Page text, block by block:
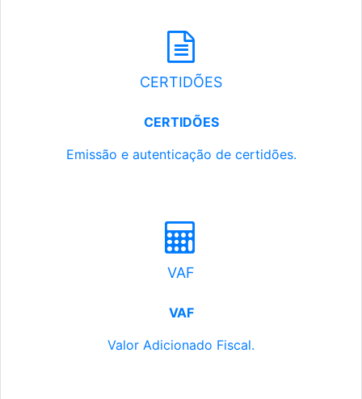
CERTIDÕES
CERTIDÕES
Emissão e autenticação de certidões.
VAF
VAF
Valor Adicionado Fiscal.